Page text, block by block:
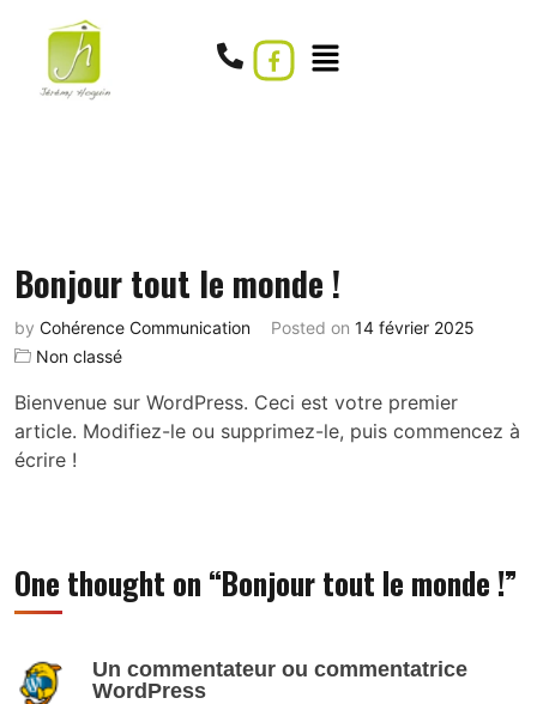
Bonjour tout le monde !
by Cohérence Communication Posted on 14 février 2025
Non classé
Bienvenue sur WordPress. Ceci est votre premier
article. Modifiez-le ou supprimez-le, puis commencez à
écrire !
One thought on “Bonjour tout le monde !”
Un commentateur ou commentatrice
WordPress